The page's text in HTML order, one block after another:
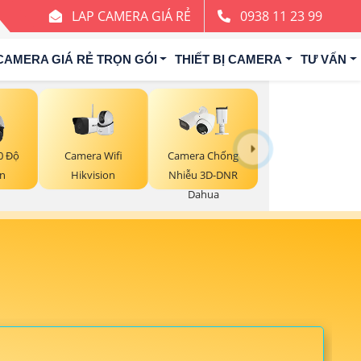
LAP CAMERA GIÁ RẺ 0938 11 23 99
GIÁ RẺ TRỌN GÓI THIẾT BỊ CAMERA TƯ VẤN
Độ
Camera Wifi
Hikvision
Camera Chống
Nhiễu 3D-DNR
Dahua